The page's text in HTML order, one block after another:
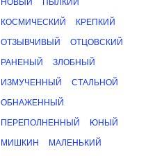
НОВЫЙ ПЫЛКИЙ
КОСМИЧЕСКИЙ КРЕПКИЙ
ОТЗЫВЧИВЫЙ ОТЦОВСКИЙ
РАНЕНЫЙ ЗЛОБНЫЙ
ИЗМУЧЕННЫЙ СТАЛЬНОЙ
ОБНАЖЕННЫЙ
ПЕРЕПОЛНЕННЫЙ ЮНЫЙ
МИШКИН МАЛЕНЬКИЙ